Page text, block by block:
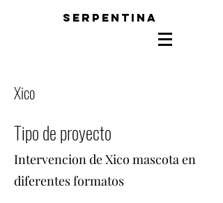
SERPENTINA
Xico
Tipo de proyecto
Intervencion de Xico mascota en
diferentes formatos